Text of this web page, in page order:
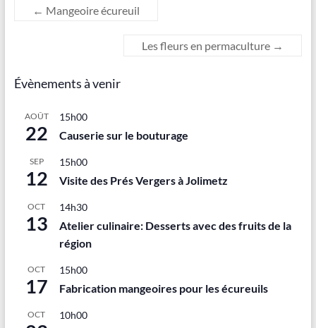
← Mangeoire écureuil
Les fleurs en permaculture →
Évènements à venir
AOÛT
22
15h00
Causerie sur le bouturage
SEP
12
15h00
Visite des Prés Vergers à Jolimetz
OCT
13
14h30
Atelier culinaire: Desserts avec des fruits de la
région
OCT
17
15h00
Fabrication mangeoires pour les écureuils
OCT 10h00